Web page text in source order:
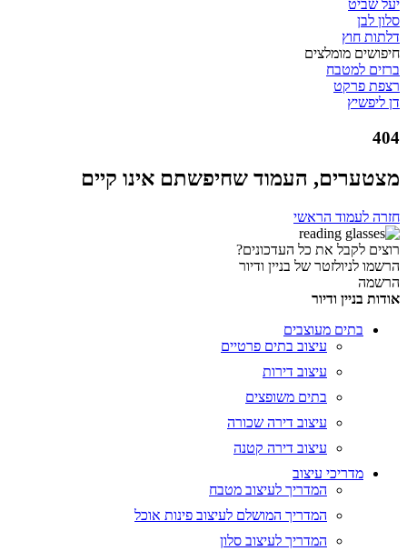
יעל שביט
סלון לבן
דלתות חוץ
חיפושים מומלצים
ברזים למטבח
רצפת פרקט
דן ליפשיץ
404
מצטערים, העמוד שחיפשתם אינו קיים
חזרה לעמוד הראשי
רוצים לקבל את כל העדכונים?
הרשמו לניולזטר של בניין ודיור
הרשמה
אודות בניין ודיור
בתים מעוצבים
עיצוב בתים פרטיים
עיצוב דירות
בתים משופצים
עיצוב דירה שכורה
עיצוב דירה קטנה
מדריכי עיצוב
המדריך לעיצוב מטבח
המדריך המושלם לעיצוב פינות אוכל
המדריך לעיצוב סלון